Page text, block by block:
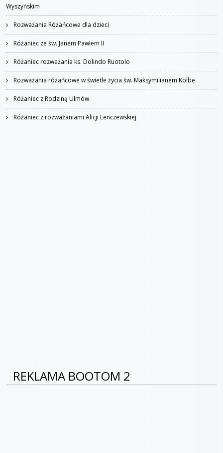
Wyszyńskim
Rozważania Różańcowe dla dzieci
Różaniec ze św. Janem Pawłem II
Różaniec rozważania ks. Dolindo Ruotolo
Rozważania różańcowe w świetle życia św. Maksymilianem Kolbe
Różaniec z Rodziną Ulmów
Różaniec z rozważaniami Alicji Lenczewskiej
REKLAMA BOOTOM 2